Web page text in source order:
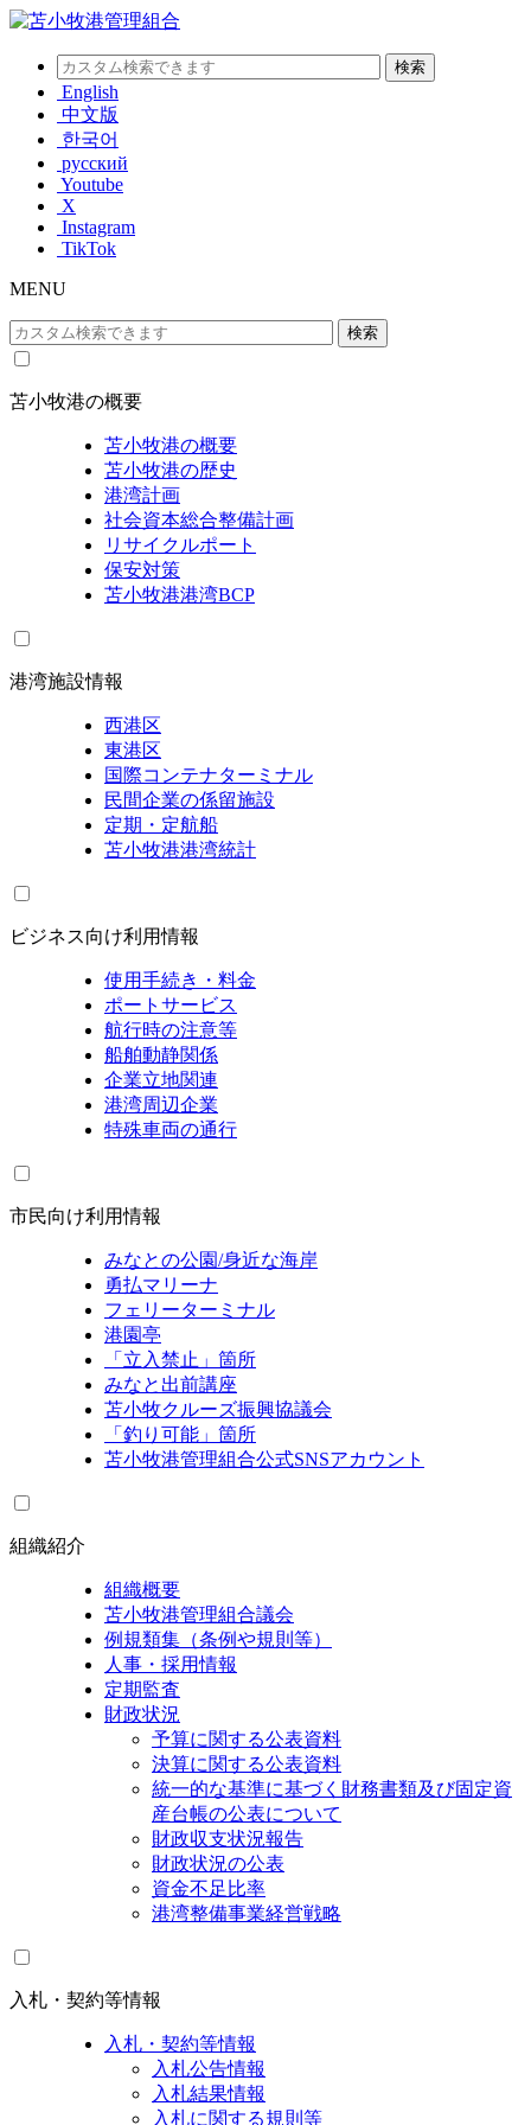
English
中文版
한국어
русский
Youtube
X
Instagram
TikTok
MENU
苫小牧港の概要
苫小牧港の概要
苫小牧港の歴史
港湾計画
社会資本総合整備計画
リサイクルポート
保安対策
苫小牧港港湾BCP
港湾施設情報
西港区
東港区
国際コンテナターミナル
民間企業の係留施設
定期・定航船
苫小牧港港湾統計
ビジネス向け利用情報
使用手続き・料金
ポートサービス
航行時の注意等
船舶動静関係
企業立地関連
港湾周辺企業
特殊車両の通行
市民向け利用情報
みなとの公園/身近な海岸
勇払マリーナ
フェリーターミナル
港園亭
「立入禁止」箇所
みなと出前講座
苫小牧クルーズ振興協議会
「釣り可能」箇所
苫小牧港管理組合公式SNSアカウント
組織紹介
組織概要
苫小牧港管理組合議会
例規類集（条例や規則等）
人事・採用情報
定期監査
財政状況
予算に関する公表資料
決算に関する公表資料
統一的な基準に基づく財務書類及び固定資
産台帳の公表について
財政収支状況報告
財政状況の公表
資金不足比率
港湾整備事業経営戦略
入札・契約等情報
入札・契約等情報
入札公告情報
入札結果情報
入札に関する規則等